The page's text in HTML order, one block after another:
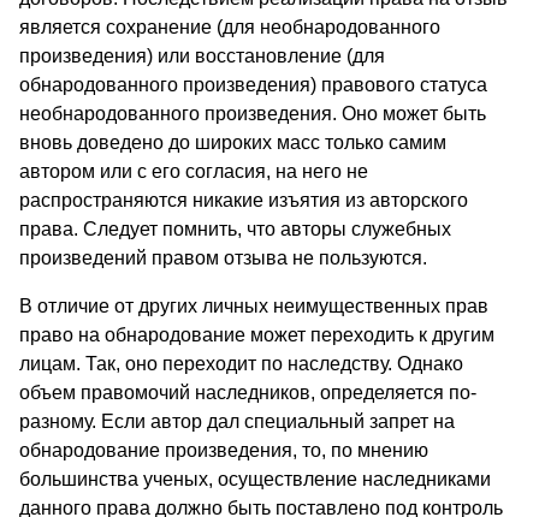
является сохранение (для необнародованного
произведения) или восста­новление (для
обнародованного произведения) правового стату­са
необнародованного произведения. Оно может быть
вновь до­ведено до широких масс только самим
автором или с его согла­сия, на него не
распространяются никакие изъятия из автор­ского
права. Следует помнить, что авторы служебных
произве­дений правом отзыва не пользуются.
В отличие от других личных неимущественных прав
право на обнародование может переходить к другим
лицам. Так, оно пе­реходит по наследству. Однако
объем правомочий наследников, определяется по-
разному. Если автор дал специальный запрет на
обнародование произведения, то, по мнению
большинства ученых, осуществление наследниками
данного права должно быть поставлено под контроль